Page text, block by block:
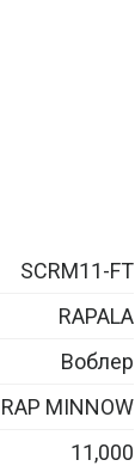
SCRM11-FT
RAPALA
Воблер
MINNOW
11,000